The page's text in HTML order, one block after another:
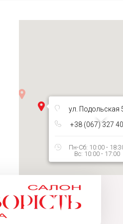
ул. Подольская
+38 (067) 327
Пн-Сб: 10:00 -
Вс: 10:00 - 17:00